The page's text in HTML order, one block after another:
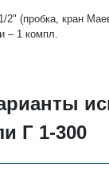
2" (пробка, кран
– 1 компл.
Г 1-300